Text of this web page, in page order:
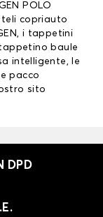
POLO
copriauto
, i tappetini
baule
intelligente, le
pacco
sito
DPD